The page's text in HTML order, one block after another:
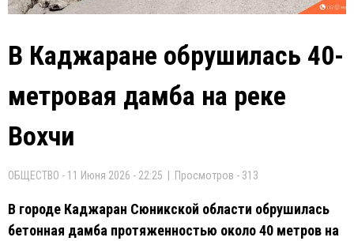
В Каджаране обрушилась 40-
метровая дамба на реке
Вохчи
ОБЩЕСТВО - 11 Июня 2026 - 22:25 | Просмотров - 313
В городе Каджаран Сюникской области обрушилась
бетонная дамба протяженностью около 40 метров на